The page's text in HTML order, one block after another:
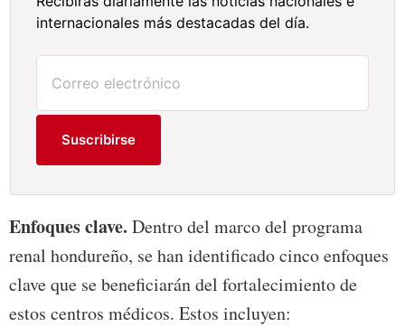
internacionales más destacadas del día.
Suscribirse
Enfoques clave. Dentro del marco del programa
renal hondureño, se han identificado cinco enfoques
clave que se beneficiarán del fortalecimiento de
estos centros médicos. Estos incluyen: